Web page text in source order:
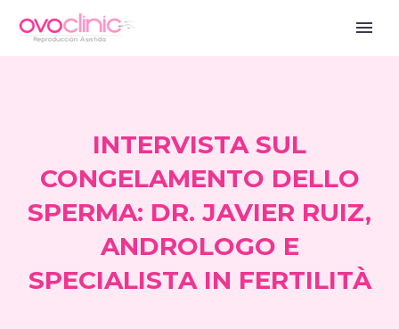
INTERVISTA SUL
CONGELAMENTO DELLO
SPERMA: DR. JAVIER RUIZ,
ANDROLOGO E
SPECIALISTA IN FERTILITÀ